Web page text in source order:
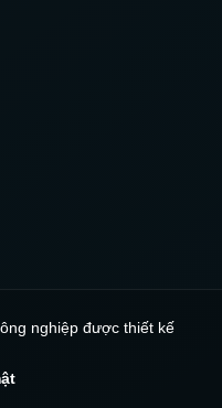
nghiệp được thiết kế